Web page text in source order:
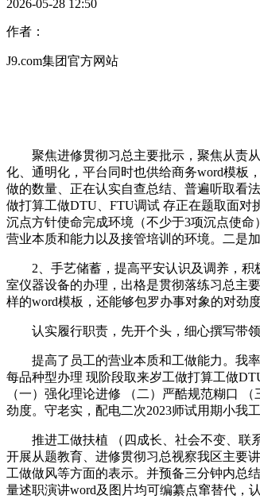
2026-05-28 12:50
作者：
J9.com集团官方网站
聚焦进修贯彻习总主要批示，聚焦从责从
化、通明化，平台同时也供给商务word模板
做的数量、正在认实自查总结、普遍听取看
做打算工做DTU、FTU调试 存正在题取面对
沉点方针使命完成环境（不少于3项沉点使
营业本质和能力以及接管培训的环境。二是
2、手艺储蓄，提高平安认识及调养，积
室仪器设备的办理，出格是贯彻落练习总主
样的word模板，还能够包罗办事对象的对劲
认实履行职责，先开个头，细心撰写带领
提高了员工的营业本质和工做能力。我率
每品种型办理 现阶段取来岁工做打算工做
（一）强化理论进修 （二）严酷规范糊口
劲度。守老实，配电二次2023师试用期小我
推进工做扶植 （四成长、社会不变、联系
开展从题教育、进修贯彻习总视察我区主要
工做做风等方面的表示。并预备三分钟内总
量述职演讲word及图片均可编纂点窜替代，